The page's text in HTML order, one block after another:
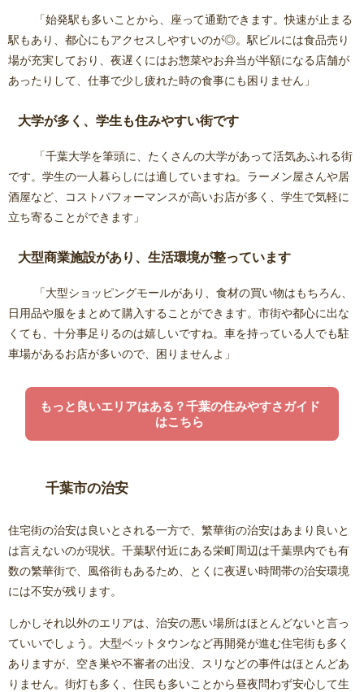
「始発駅も多いことから、座って通勤できます。快速が止まる
駅もあり、都心にもアクセスしやすいのが◎。駅ビルには食品売り
場が充実しており、夜遅くにはお惣菜やお弁当が半額になる店舗が
あったりして、仕事で少し疲れた時の食事にも困りません」
大学が多く、学生も住みやすい街です
「千葉大学を筆頭に、たくさんの大学があって活気あふれる街
です。学生の一人暮らしには適していますね。ラーメン屋さんや居
酒屋など、コストパフォーマンスが高いお店が多く、学生で気軽に
立ち寄ることができます」
大型商業施設があり、生活環境が整っています
「大型ショッピングモールがあり、食材の買い物はもちろん、
日用品や服をまとめて購入することができます。市街や都心に出な
くても、十分事足りるのは嬉しいですね。車を持っている人でも駐
車場があるお店が多いので、困りませんよ」
もっと良いエリアはある？千葉の住みやすさガイド
はこちら
千葉市の治安
住宅街の治安は良いとされる一方で、繁華街の治安はあまり良いと
は言えないのが現状。千葉駅付近にある栄町周辺は千葉県内でも有
数の繁華街で、風俗街もあるため、とくに夜遅い時間帯の治安環境
には不安が残ります。
しかしそれ以外のエリアは、治安の悪い場所はほとんどないと言っ
ていいでしょう。大型ベットタウンなど再開発が進む住宅街も多く
ありますが、空き巣や不審者の出没、スリなどの事件はほとんどあ
りません。街灯も多く、住民も多いことから昼夜問わず安心して生